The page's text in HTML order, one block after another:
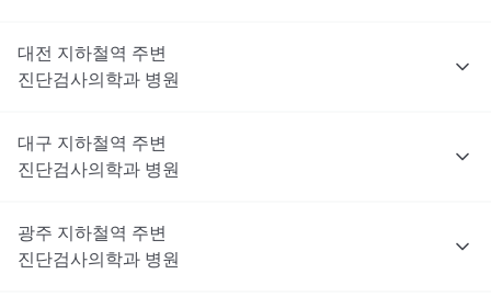
대전 지하철역 주변
진단검사의학과 병원
대구 지하철역 주변
진단검사의학과 병원
광주 지하철역 주변
진단검사의학과 병원